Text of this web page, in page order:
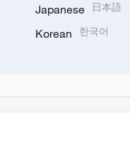
Japanese 日本語
Korean 한국어